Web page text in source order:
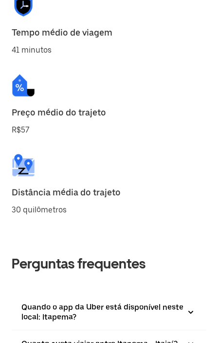
Tempo médio de viagem
41 minutos
Preço médio do trajeto
R$57
Distância média do trajeto
30 quilômetros
Perguntas frequentes
Quando o app da Uber está disponível neste
local: Itapema?